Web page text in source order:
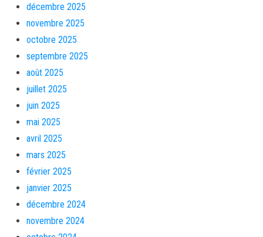
décembre 2025
novembre 2025
octobre 2025
septembre 2025
août 2025
juillet 2025
juin 2025
mai 2025
avril 2025
mars 2025
février 2025
janvier 2025
décembre 2024
novembre 2024